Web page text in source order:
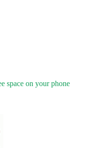
space on your phone